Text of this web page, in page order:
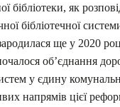
бібліотеки, як
бібліотечної
ще у 2020
об’єднання
у єдину
напрямів цієї